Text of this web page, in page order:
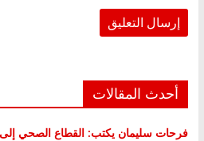
أحدث المقالات
فرحات سليمان يكتب: القطاع الصحي